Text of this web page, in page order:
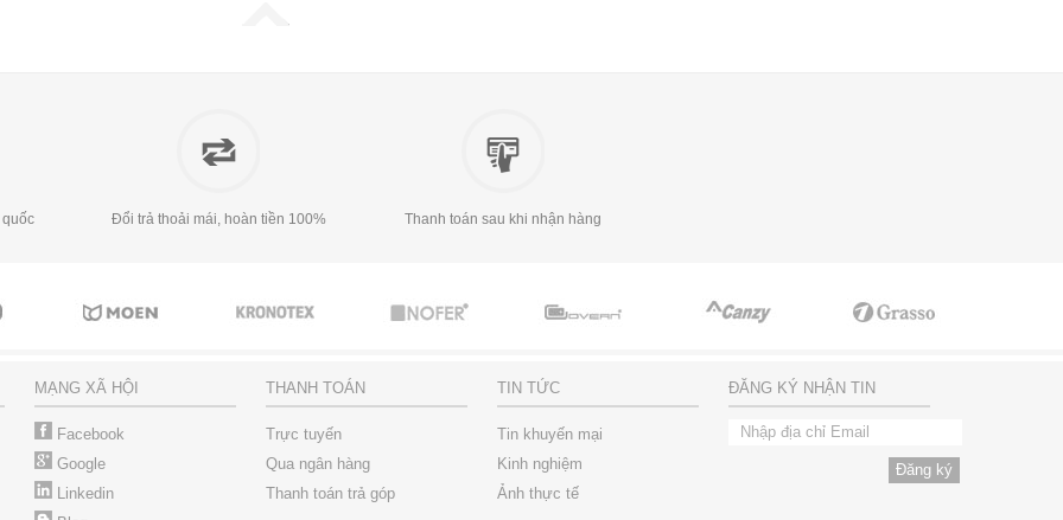
quốc Đổi trả thoải mái, hoàn tiền 100% Thanh toán sau khi nhận hàng
MẠNG XÃ HỘI
Facebook
Google
Linkedin
THANH TOÁN
Trực tuyến
Qua ngân hàng
Thanh toán trả góp
TIN TỨC
Tin khuyến mại
Kinh nghiệm
Ảnh thực tế
ĐĂNG KÝ NHẬN TIN